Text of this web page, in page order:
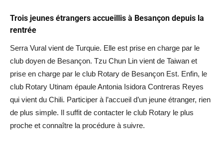
Trois jeunes étrangers accueillis à Besançon depuis la
rentrée
Serra Vural vient de Turquie. Elle est prise en charge par le
club doyen de Besançon. Tzu Chun Lin vient de Taiwan et
prise en charge par le club Rotary de Besançon Est. Enfin, le
club Rotary Utinam épaule Antonia Isidora Contreras Reyes
qui vient du Chili. Participer à l’accueil d’un jeune étranger, rien
de plus simple. Il suffit de contacter le club Rotary le plus
proche et connaître la procédure à suivre.